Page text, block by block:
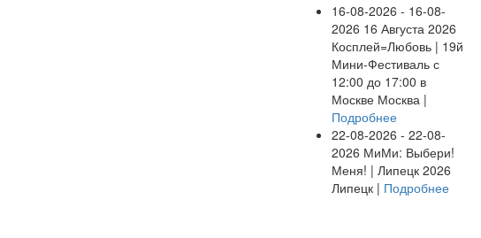
16-08-2026 - 16-08-
2026 16 Августа 2026
Косплей=Любовь | 19й
Мини-Фестиваль с
12:00 до 17:00 в
Москве Москва |
Подробнее
22-08-2026 - 22-08-
2026 МиМи: Выбери!
Меня! | Липецк 2026
Липецк | Подробнее